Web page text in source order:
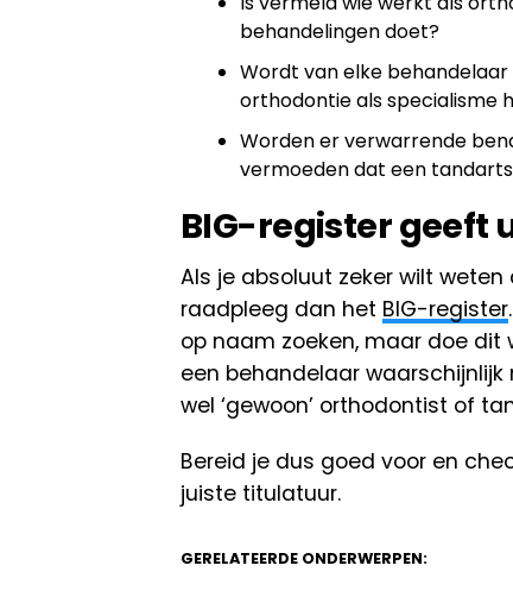
behandelingen doet?
Wordt van elke
orthodontie als specialisme
Worden er verwarrende
vermoeden dat een
BIG-register geeft
Als je absoluut zeker wilt
raadpleeg dan het BIG-register
op naam zoeken, maar doe dit
een behandelaar
wel ‘gewoon’ orthodontist of
Bereid je dus goed voor en
juiste titulatuur.
GERELATEERDE ONDERWERPEN: